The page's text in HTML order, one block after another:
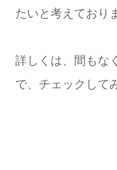
たいと考えており
詳しくは、間もな
で、チェックして